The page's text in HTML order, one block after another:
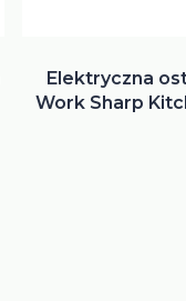
Elektryczna
Work Sharp